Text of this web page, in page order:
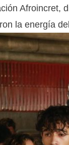
Afroincret,
la energía